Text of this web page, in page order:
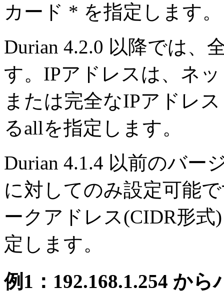
カード * を指定します。
Durian 4.2.0 以降では、
す。IPアドレスは、ネ
または完全なIPアドレ
るallを指定します。
Durian 4.1.4 以前のバー
に対してのみ設定可能
ークアドレス(CIDR形
定します。
例1：192.168.1.254 か